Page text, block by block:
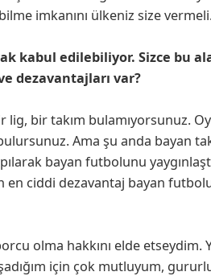
imkanını ülkeniz size vermeli.
kabul edilebiliyor. Sizce bu
dezavantajları var?
lig, bir takım bulamıyorsunuz.
Ama şu anda bayan
bayan futbolunu
en ciddi dezavantaj bayan
olma hakkını elde etseydim.
için çok mutluyum,